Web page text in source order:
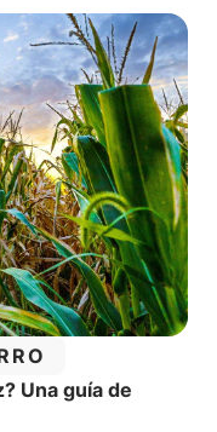
Una guía de